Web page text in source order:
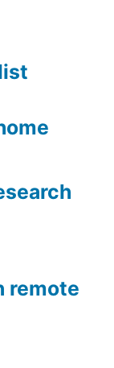
remote